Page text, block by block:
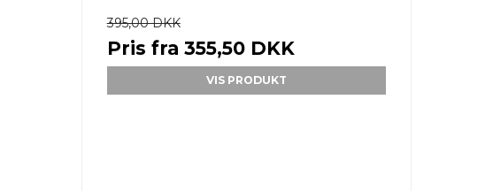
395,00 DKK
Pris fra 355,50 DKK
VIS PRODUKT